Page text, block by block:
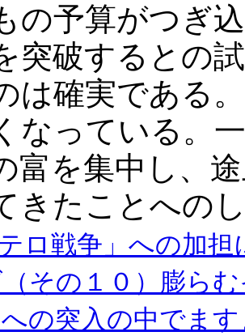
の予算がつぎ
突破するとの
は確実である
なっている。
富を集中し、
きたことへの
テロ戦争」への加
（その１０）膨ら
の突入の中でま